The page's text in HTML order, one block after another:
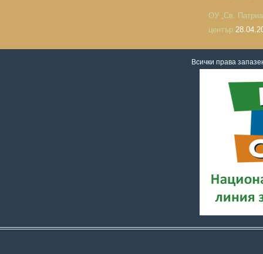
ОУ „Св.
център
Всички права